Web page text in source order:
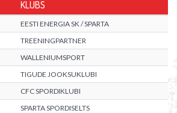
KLUBS
EESTI ENERGIA SK / SPARTA
TREENINGPARTNER
WALLENIUMSPORT
TIGUDE JOOKSUKLUBI
CFC SPORDIKLUBI
SPARTA SPORDISELTS